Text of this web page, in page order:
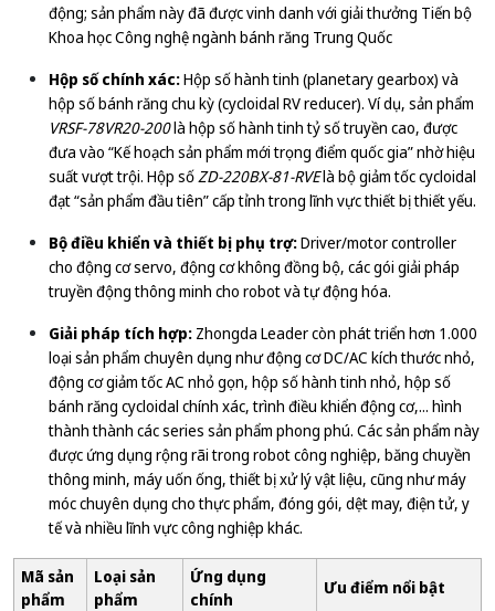
động; sản phẩm này đã được vinh danh với giải thưởng Tiến bộ
Khoa học Công nghệ ngành bánh răng Trung Quốc
Hộp số chính xác:Hộp số hành tinh (planetary gearbox) và
hộp số bánh răng chu kỳ (cycloidal RV reducer). Ví dụ, sản phẩm
VRSF-78VR20-200là hộp số hành tinh tỷ số truyền cao, được
đưa vào “Kế hoạch sản phẩm mới trọng điểm quốc gia” nhờ hiệu
suất vượt trội. Hộp số ZD-220BX-81-RVElà bộ giảm tốc cycloidal
đạt “sản phẩm đầu tiên” cấp tỉnh trong lĩnh vực thiết bị thiết yếu.
Bộ điều khiển và thiết bị phụ trợ:Driver/motor controller
cho động cơ servo, động cơ không đồng bộ, các gói giải pháp
truyền động thông minh cho robot và tự động hóa.
Giải pháp tích hợp: Zhongda Leader còn phát triển hơn 1.000
loại sản phẩm chuyên dụng như động cơ DC/AC kích thước nhỏ,
động cơ giảm tốc AC nhỏ gọn, hộp số hành tinh nhỏ, hộp số
bánh răng cycloidal chính xác, trình điều khiển động cơ,... hình
thành thành các series sản phẩm phong phú. Các sản phẩm này
được ứng dụng rộng rãi trong robot công nghiệp, băng chuyền
thông minh, máy uốn ống, thiết bị xử lý vật liệu, cũng như máy
móc chuyên dụng cho thực phẩm, đóng gói, dệt may, điện tử, y
tế và nhiều lĩnh vực công nghiệp khác.
Mã sản
phẩm
Loại sản
phẩm
Ứng dụng
chính
Ưu điểm nổi bật